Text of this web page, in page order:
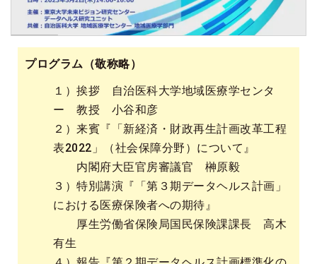
プログラム（敬称略）
１）挨拶 自治医科大学地域医療学センタ
ー 教授 小谷和彦
２）来賓『「新経済・財政再生計画改革工程
表2022」（社会保障分野）について』
内閣府大臣官房審議官 榊原毅
３）特別講演『「第３期データヘルス計画」
における医療保険者への期待』
厚生労働省保険局国民保険課課長 高木
有生